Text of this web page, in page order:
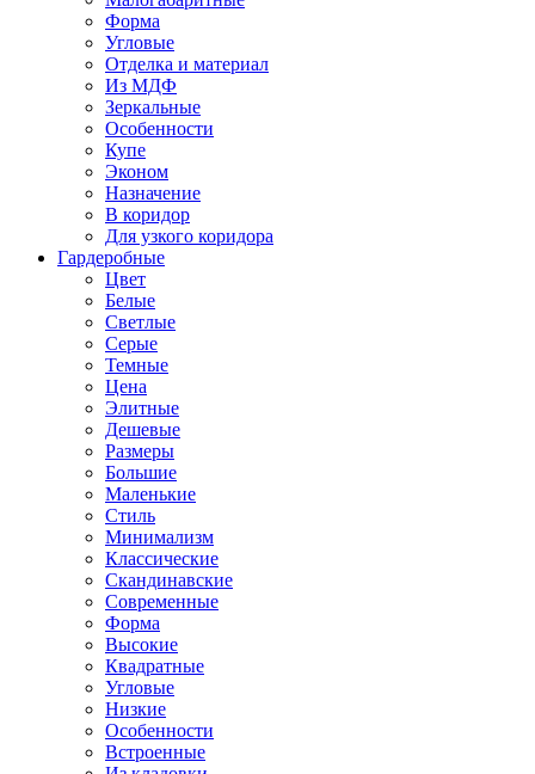
Форма
Угловые
Отделка и материал
Из МДФ
Зеркальные
Особенности
Купе
Эконом
Назначение
В коридор
Для узкого коридора
Гардеробные
Цвет
Белые
Светлые
Серые
Темные
Цена
Элитные
Дешевые
Размеры
Большие
Маленькие
Стиль
Минимализм
Классические
Скандинавские
Современные
Форма
Высокие
Квадратные
Угловые
Низкие
Особенности
Встроенные